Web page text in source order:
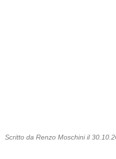
Scritto da Renzo Moschini il